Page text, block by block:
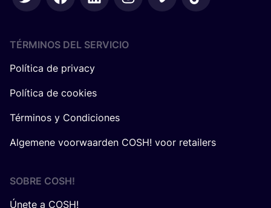
TÉRMINOS DEL SERVICIO
Política de privacy
Política de cookies
Términos y Condiciones
Algemene voorwaarden COSH! voor retailers
SOBRE COSH!
Únete a COSH!